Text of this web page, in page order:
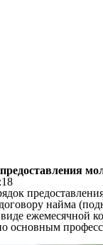
найма
ежемесячной
основным